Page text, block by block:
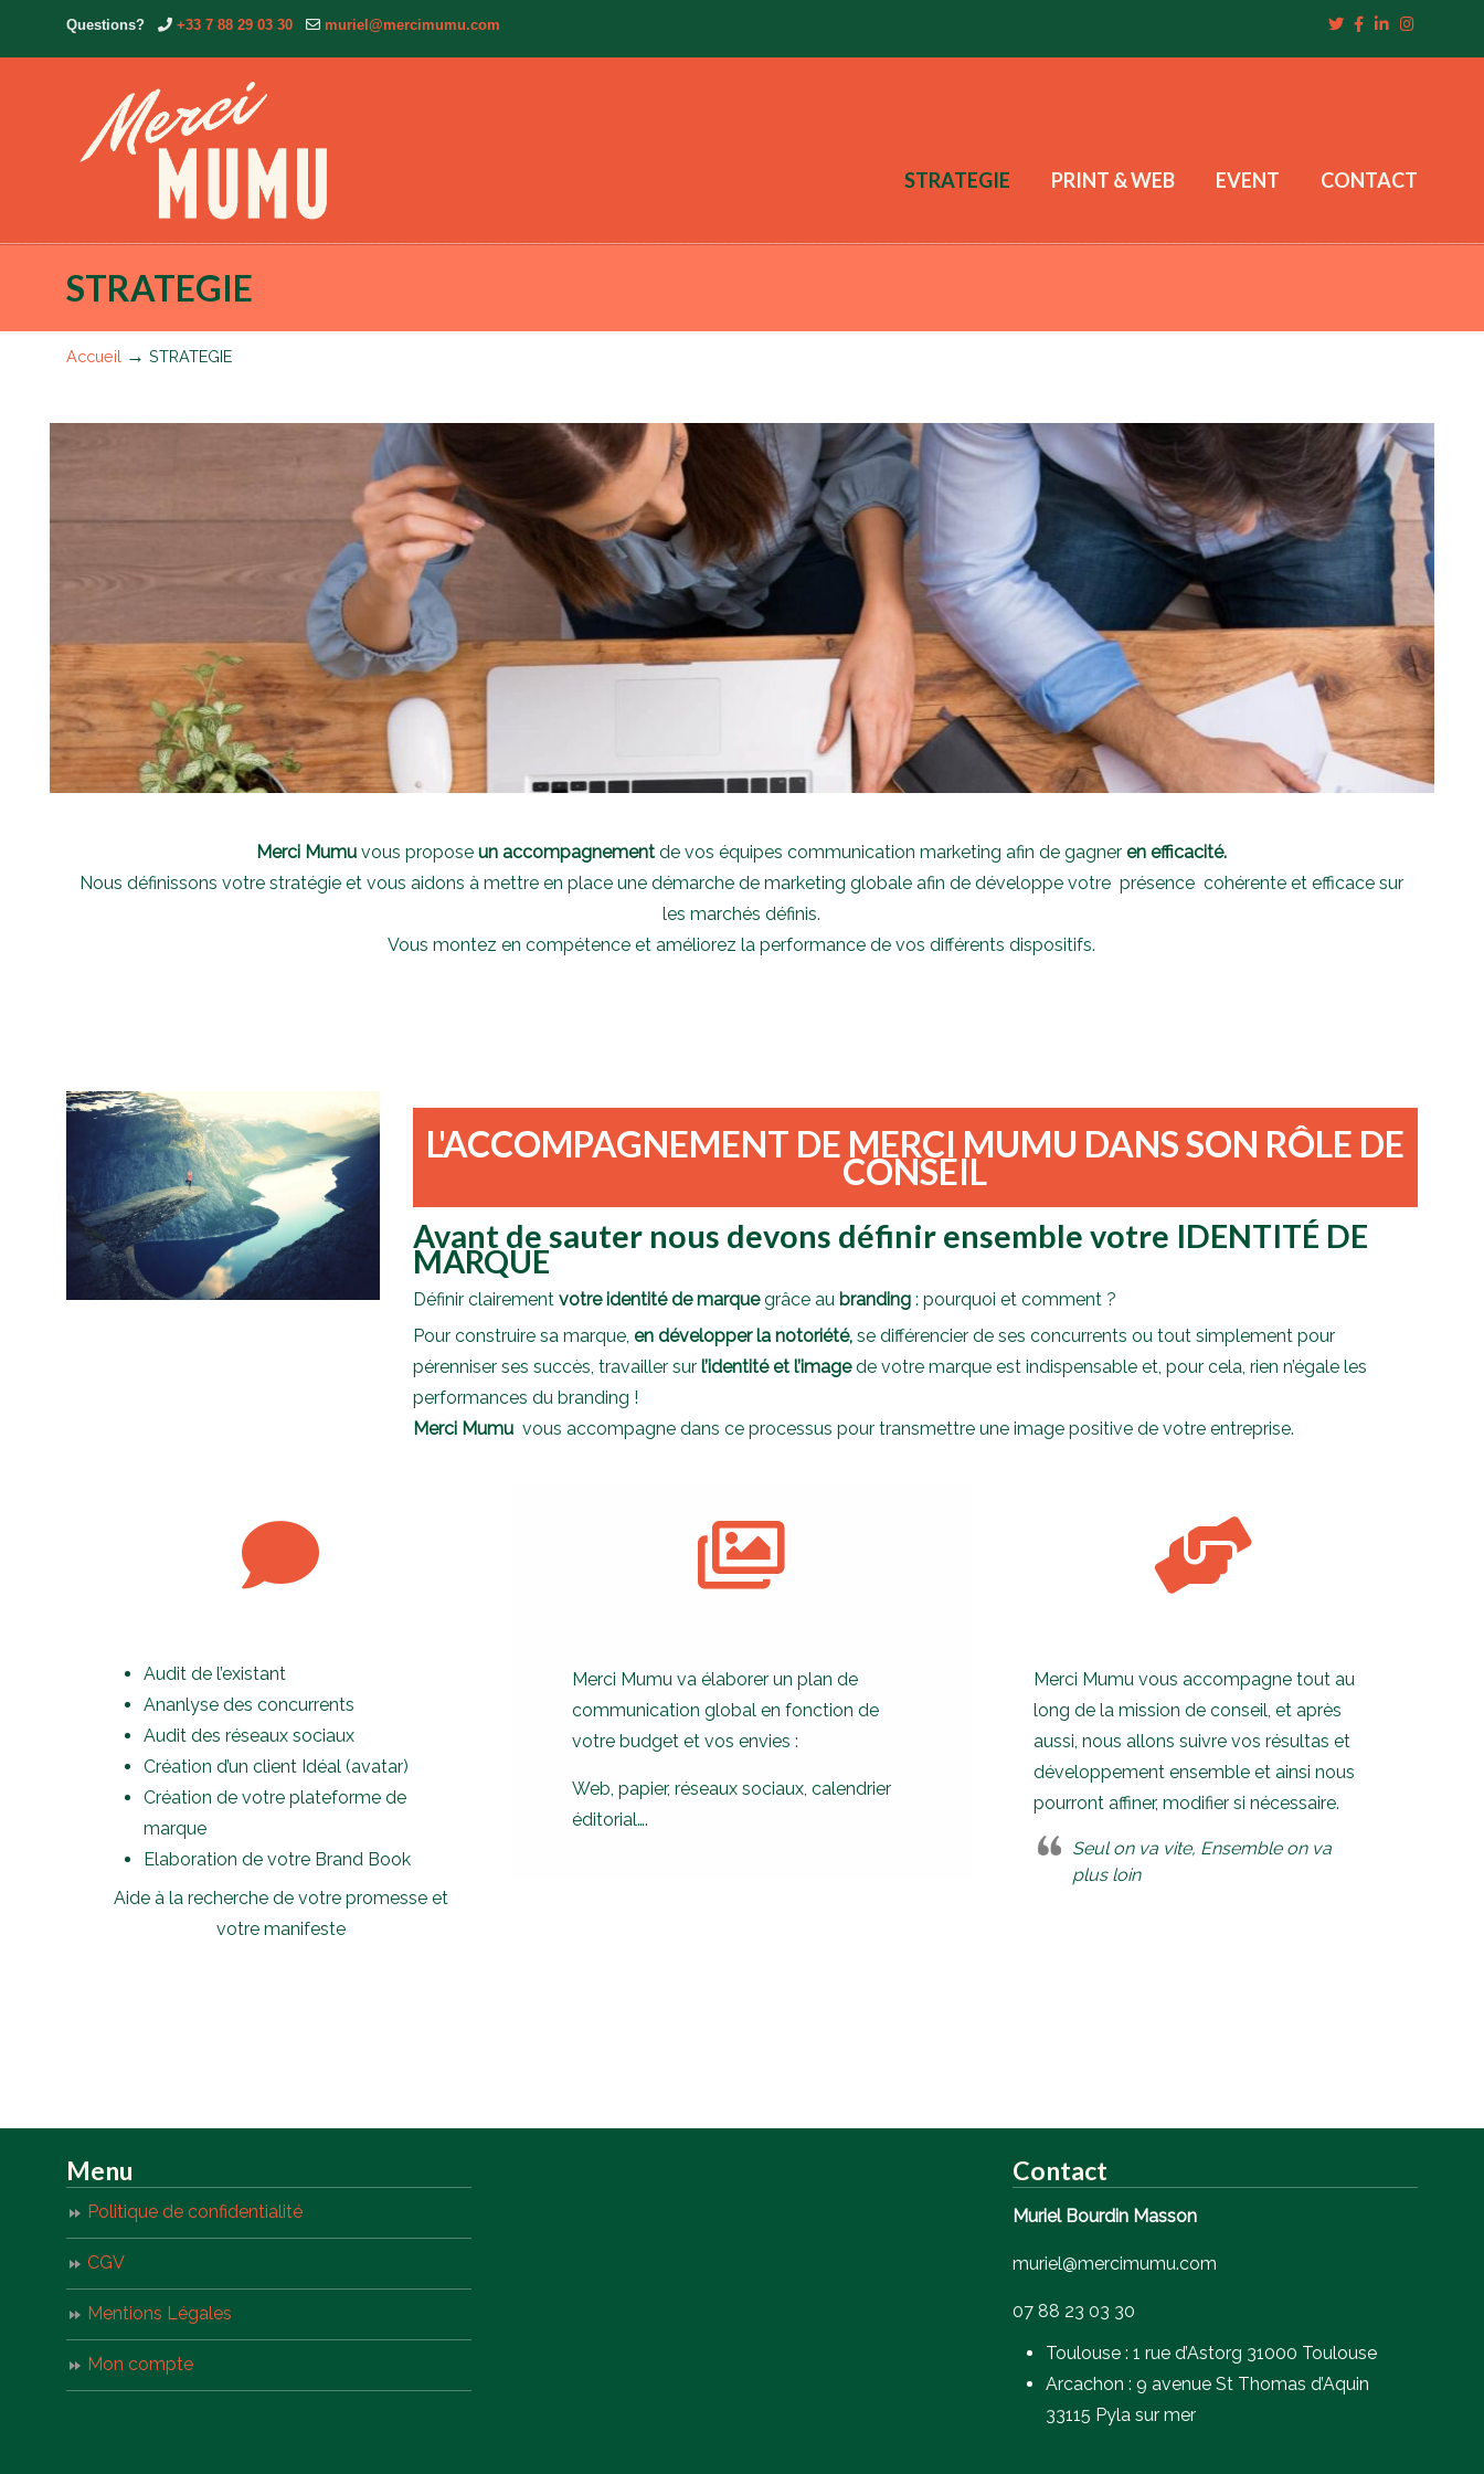
Questions? +33 7 88 29 03 30 muriel@mercimumu.com
STRATEGIE PRINT & WEB EVENT CONTACT
STRATEGIE
Accueil →STRATEGIE
Merci Mumu vous proposeunaccompagnement de vos équipes communication marketing afin de gagneren efficacité.
Nous définissons votre stratégie et vous aidons à mettre en place une démarche de marketing globale afin de développe votre présence cohérente et efficace sur
les marchés définis.
Vous montez en compétence et améliorez la performance de vos différents dispositifs.
L'ACCOMPAGNEMENT DE MERCI MUMU DANS SON RÔLE DE
CONSEIL
Avant de sauter nous devons définir ensemble votre IDENTITÉ DE
MARQUE
Définir clairement votre identité de marquegrâce aubranding: pourquoi et comment ?
Pour construire sa marque, en développer la notoriété,se différencier de ses concurrents ou tout simplement pour
pérenniser ses succès, travailler sur l’identité et l’imagede votre marque est indispensable et, pour cela, rien n’égale les
performances du branding !
Merci Mumuvous accompagne dans ce processus pour transmettre une image positive de votre entreprise.
Audit de l’existant
Ananlyse des concurrents
Audit des réseaux sociaux
Création d’un client Idéal (avatar)
Création de votre plateforme de
marque
Elaboration de votre Brand Book
Aide à la recherche de votre promesse et
votre manifeste
Merci Mumu va élaborer un plan de
communication global en fonction de
votre budget et vos envies :
Web, papier, réseaux sociaux, calendrier
éditorial….
Merci Mumu vous accompagne tout au
long de la mission de conseil, et après
aussi, nous allons suivre vos résultas et
développement ensemble et ainsi nous
pourront affiner, modifier si nécessaire.
Seul on va vite, Ensemble on va
plus loin
Menu
Politique de confidentialité
CGV
Mentions Légales
Mon compte
Contact
Muriel Bourdin Masson
muriel@mercimumu.com
07 88 23 03 30
Toulouse : 1 rue d’Astorg 31000 Toulouse
Arcachon : 9 avenue St Thomas d’Aquin
33115 Pyla sur mer